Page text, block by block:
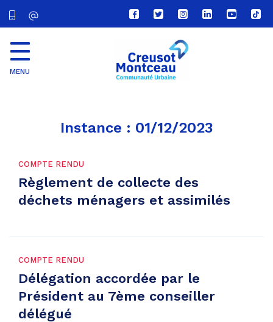
Lien
vers
compte
Facebook
Lien
vers
compte
Twitter
Lien
vers
le
compte
Lien
vers
Lien
vers
Lien
vers
MENU
Instance : 01/12/2023
COMPTE RENDU
Règlement de collecte des
déchets ménagers et assimilés
COMPTE RENDU
Délégation accordée par le
Président au 7ème conseiller
délégué